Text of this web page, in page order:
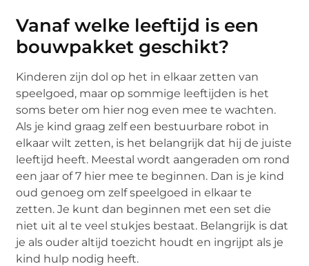
Vanaf welke leeftijd is een
bouwpakket geschikt?
Kinderen zijn dol op het in elkaar zetten van
speelgoed, maar op sommige leeftijden is het
soms beter om hier nog even mee te wachten.
Als je kind graag zelf een bestuurbare robot in
elkaar wilt zetten, is het belangrijk dat hij de juiste
leeftijd heeft. Meestal wordt aangeraden om rond
een jaar of 7 hier mee te beginnen. Dan is je kind
oud genoeg om zelf speelgoed in elkaar te
zetten. Je kunt dan beginnen met een set die
niet uit al te veel stukjes bestaat. Belangrijk is dat
je als ouder altijd toezicht houdt en ingrijpt als je
kind hulp nodig heeft.